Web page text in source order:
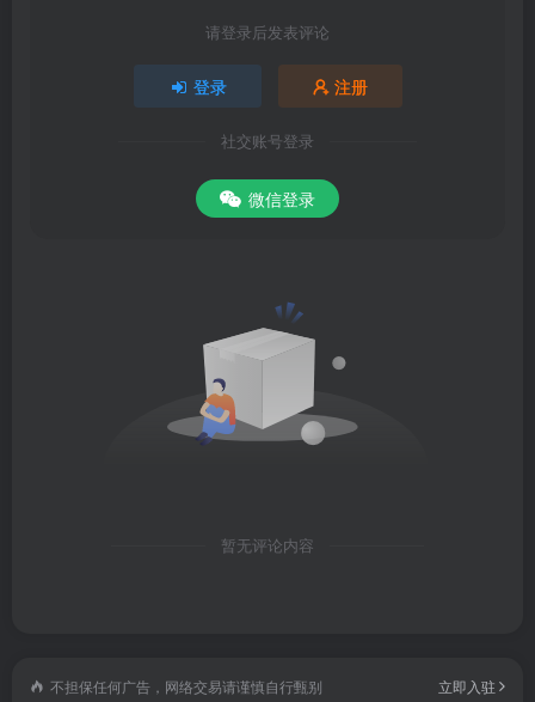
上海市民，生活指南；
请登录后发表评论
登录 注册
社交账号登录
微信登录
暂无评论内容
不担保任何广告，网络交易请谨慎自行甄别 立即入驻